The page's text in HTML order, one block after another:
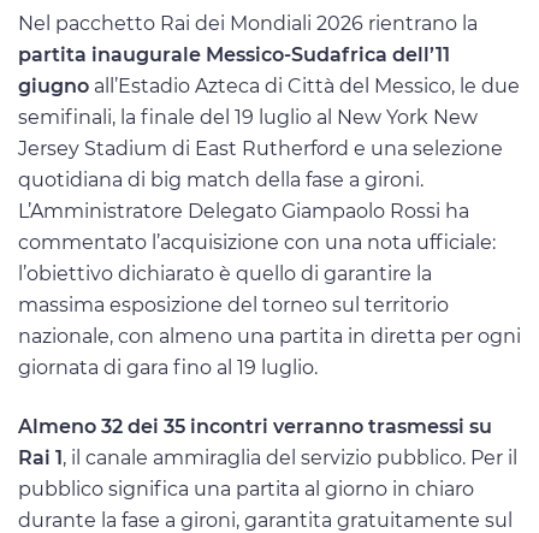
Nel pacchetto Rai dei Mondiali 2026 rientrano la
partita inaugurale Messico-Sudafrica dell’11
giugno all’Estadio Azteca di Città del Messico, le due
semifinali, la finale del 19 luglio al New York New
Jersey Stadium di East Rutherford e una selezione
quotidiana di big match della fase a gironi.
L’Amministratore Delegato Giampaolo Rossi ha
commentato l’acquisizione con una nota ufficiale:
l’obiettivo dichiarato è quello di garantire la
massima esposizione del torneo sul territorio
nazionale, con almeno una partita in diretta per ogni
giornata di gara fino al 19 luglio.
Almeno 32 dei 35 incontri verranno trasmessi su
Rai 1, il canale ammiraglia del servizio pubblico. Per il
pubblico significa una partita al giorno in chiaro
durante la fase a gironi, garantita gratuitamente sul